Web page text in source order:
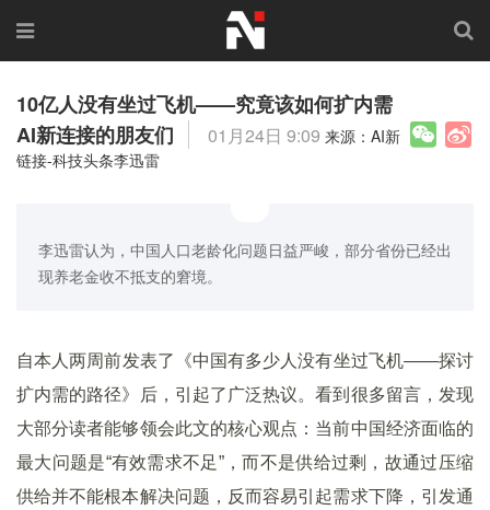
10亿人没有坐过飞机——究竟该如何扩内需
AI新连接的朋友们
01月24日 9:09 来源：AI新
链接-科技头条李迅雷
李迅雷认为，中国人口老龄化问题日益严峻，部分省份已经出
现养老金收不抵支的窘境。
自本人两周前发表了《中国有多少人没有坐过飞机——探讨
扩内需的路径》后，引起了广泛热议。看到很多留言，发现
大部分读者能够领会此文的核心观点：当前中国经济面临的
最大问题是“有效需求不足”，而不是供给过剩，故通过压缩
供给并不能根本解决问题，反而容易引起需求下降，引发通